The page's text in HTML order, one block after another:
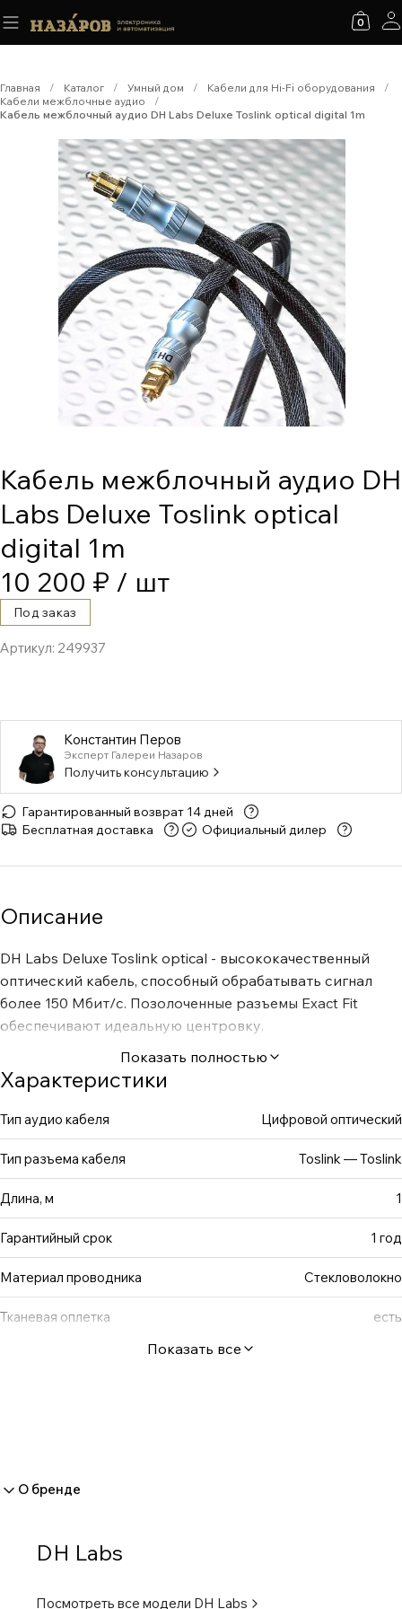
0
Главная / Каталог / Умный дом / Кабели для Hi-Fi оборудования
/
Кабели межблочные аудио
/
Кабель межблочный аудио DH Labs Deluxe Toslink optical digital 1m
Кабель межблочный аудио DH
Labs Deluxe Toslink optical
digital 1m
10 200 ₽ / шт
Под заказ
Артикул: 249937
Константин Перов
Эксперт Галереи Назаров
Получить консультацию
Гарантированный возврат 14 дней
Бесплатная доставка
Официальный дилер
Описание
DH Labs Deluxe Toslink optical - высококачественный
оптический кабель, способный обрабатывать сигнал
более 150 Мбит/с. Позолоченные разъемы Exact Fit
обеспечивают идеальную центровку.
Показать полностью
Характеристики
Тип аудио кабеля Цифровой оптический
Тип разъема кабеля Toslink — Toslink
Длина, м 1
Гарантийный срок 1 год
Материал проводника Стекловолокно
Тканевая оплетка есть
Показать все
О бренде
DH Labs
Посмотреть все модели DH Labs